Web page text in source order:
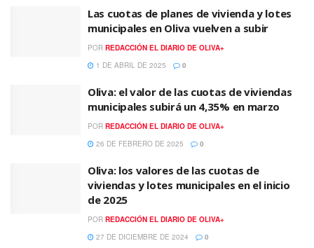
Las cuotas de planes de vivienda y lotes
municipales en Oliva vuelven a subir
POR REDACCIÓN EL DIARIO DE OLIVA+
1 DE ABRIL DE 2025
0
Oliva: el valor de las cuotas de viviendas
municipales subirá un 4,35% en marzo
POR REDACCIÓN EL DIARIO DE OLIVA+
26 DE FEBRERO DE 2025
0
Oliva: los valores de las cuotas de
viviendas y lotes municipales en el inicio
de 2025
POR REDACCIÓN EL DIARIO DE OLIVA+
27 DE DICIEMBRE DE 2024
0